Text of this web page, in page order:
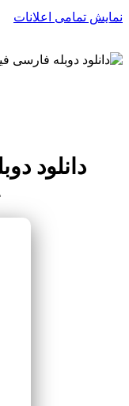
نمایش تمامی اعلانات
دانلود